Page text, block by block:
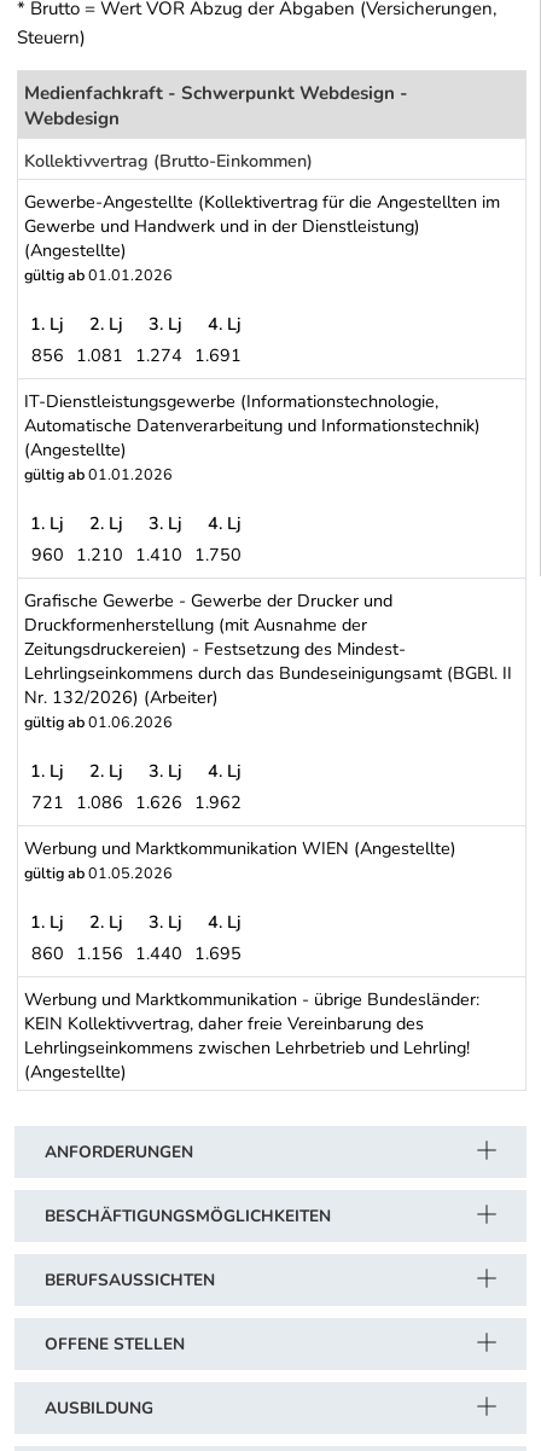
* Brutto = Wert VOR Abzug der Abgaben (Versicherungen,
Steuern)
Medienfachkraft - Schwerpunkt Webdesign -
Webdesign
Kollektivvertrag (Brutto-Einkommen)
Gewerbe-Angestellte (Kollektivertrag für die Angestellten im
Gewerbe und Handwerk und in der Dienstleistung)
(Angestellte)
gültig ab01.01.2026
Gewerbe-Angestellte (Kollektivertrag für die Angestellten im
1. Lj 2. Lj 3. Lj
4. Lj
856 1.081 1.274 1.691
IT-Dienstleistungsgewerbe (Informationstechnologie,
Automatische Datenverarbeitung und Informationstechnik)
(Angestellte)
gültig ab01.01.2026
IT-Dienstleistungsgewerbe (Informationstechnologie,
1. Lj 2. Lj 3. Lj
4. Lj
960 1.210 1.410 1.750
Grafische Gewerbe - Gewerbe der Drucker und
Druckformenherstellung (mit Ausnahme der
Zeitungsdruckereien) - Festsetzung des Mindest-
Lehrlingseinkommens durch das Bundeseinigungsamt (BGBl. II
Nr. 132/2026) (Arbeiter)
gültig ab01.06.2026
Grafische Gewerbe - Gewerbe der Drucker und
1. Lj 2. Lj 3. Lj
4. Lj
721 1.086 1.626 1.962
Werbung und Marktkommunikation WIEN (Angestellte)
gültig ab01.05.2026
Werbung und Marktkommunikation WIEN (Angestellte)
1. Lj 2. Lj 3. Lj
4. Lj
860 1.156 1.440 1.695
Werbung und Marktkommunikation - übrige Bundesländer:
KEIN Kollektivvertrag, daher freie Vereinbarung des
Lehrlingseinkommens zwischen Lehrbetrieb und Lehrling!
(Angestellte)
ANFORDERUNGEN
BESCHÄFTIGUNGSMÖGLICHKEITEN
BERUFSAUSSICHTEN
OFFENE STELLEN
AUSBILDUNG